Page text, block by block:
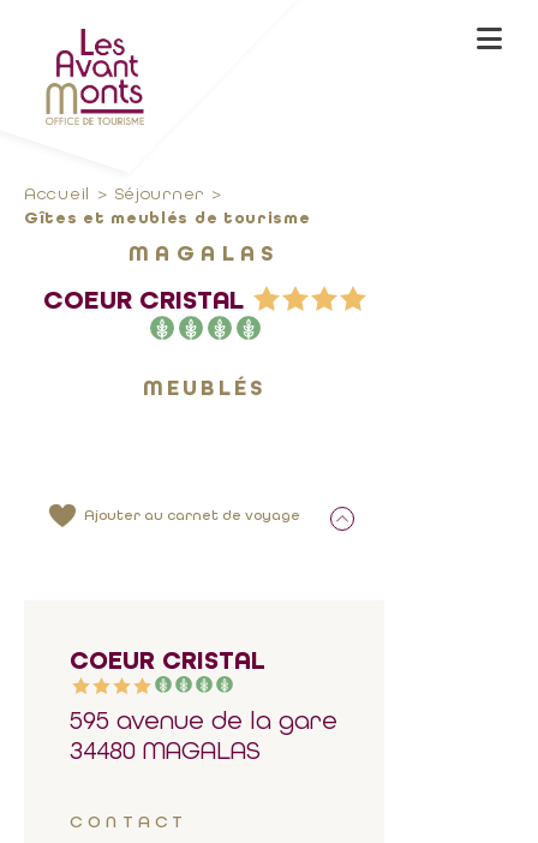
Accueil Séjourner
Gîtes et meublés de tourisme
MAGALAS
COEUR CRISTAL
MEUBLÉS
Ajouter au carnet de voyage
COEUR CRISTAL
595 avenue de la gare
34480 MAGALAS
CONTACT